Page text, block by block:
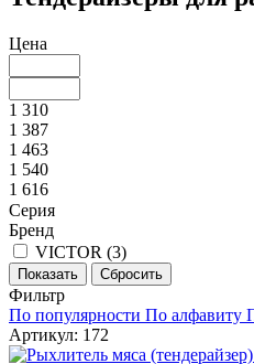
Цена
1 310
1 387
1 463
1 540
1 616
Серия
Бренд
VICTOR (3)
Фильтр
По популярности По алфавиту
Артикул: 172